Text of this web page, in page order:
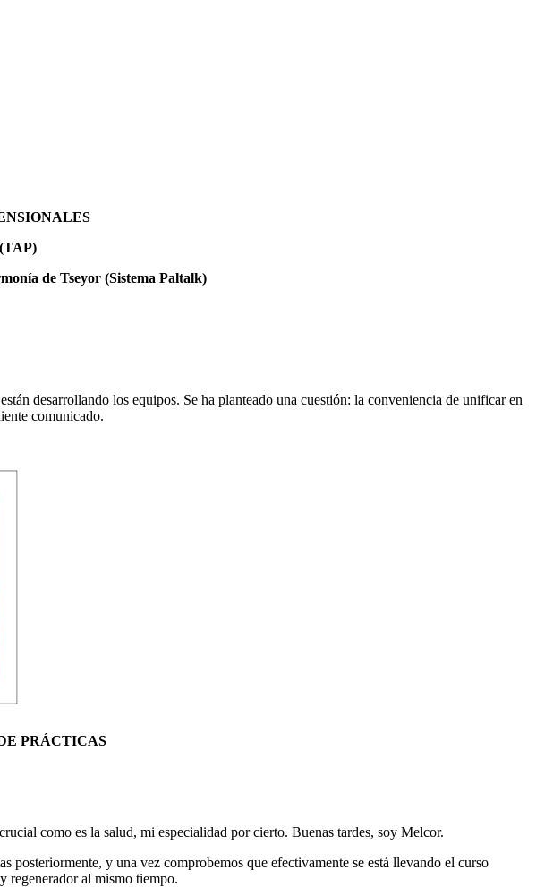
de Tseyor (Sistema Paltalk)
desarrollando los equipos. Se ha planteado una cuestión: la conveniencia de unificar en
comunicado.
PRÁCTICAS
como es la salud, mi especialidad por cierto. Buenas tardes, soy Melcor.
posteriormente, y una vez comprobemos que efectivamente se está llevando el curso
regenerador al mismo tiempo.